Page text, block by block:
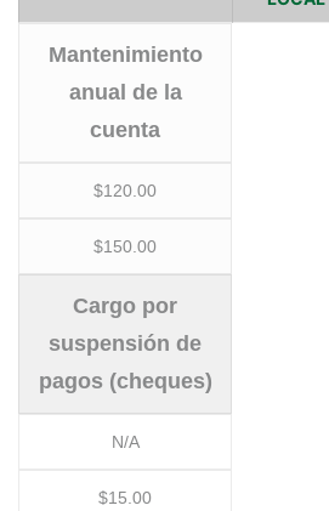
Mantenimiento
anual de la
cuenta
$120.00
$150.00
Cargo por
suspensión de
pagos (cheques)
N/A
$15.00